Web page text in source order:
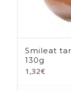
Smileat
130g
1,32€